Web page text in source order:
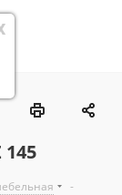
-